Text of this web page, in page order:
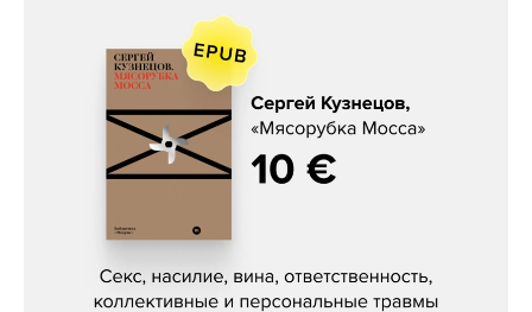
Сергей Кузнецов, «Мясорубка